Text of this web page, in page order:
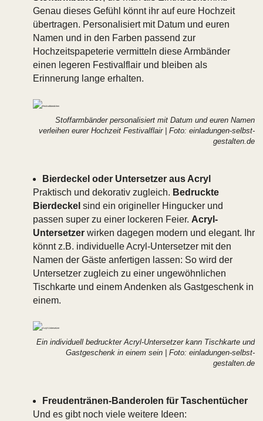
Genau dieses Gefühl könnt ihr auf eure Hochzeit
übertragen. Personalisiert mit Datum und euren
Namen und in den Farben passend zur
Hochzeitspapeterie vermitteln diese Armbänder
einen legeren Festivalflair und bleiben als
Erinnerung lange erhalten.
Stoffarmbänder personalisiert mit Datum und euren Namen
verleihen eurer Hochzeit Festivalflair | Foto: einladungen-selbst-
gestalten.de
Bierdeckel oder Untersetzer aus Acryl
Praktisch und dekorativ zugleich. Bedruckte
Bierdeckel sind ein origineller Hingucker und
passen super zu einer lockeren Feier. Acryl-
Untersetzer wirken dagegen modern und elegant. Ihr
könnt z.B. individuelle Acryl-Untersetzer mit den
Namen der Gäste anfertigen lassen: So wird der
Untersetzer zugleich zu einer ungewöhnlichen
Tischkarte und einem Andenken als Gastgeschenk in
einem.
Ein individuell bedruckter Acryl-Untersetzer kann Tischkarte und
Gastgeschenk in einem sein | Foto: einladungen-selbst-
gestalten.de
Freudentränen-Banderolen für Taschentücher
Und es gibt noch viele weitere Ideen: